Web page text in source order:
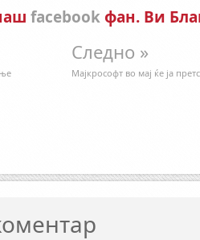
facebookфан. Ви
Следно »
Мајкрософт во мај ќе ја